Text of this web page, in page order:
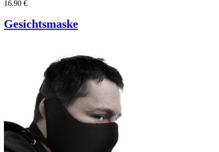
16.90 €
Gesichtsmaske